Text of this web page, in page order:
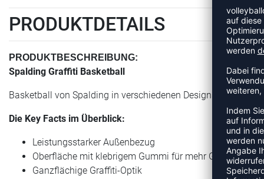
PRODUKTDETAILS
PRODUKTBESCHREIBUNG:
Spalding Graffiti Basketball
Basketball von Spalding in verschiedenen Designs und
Die Key Facts im Überblick:
Leistungsstarker Außenbezug
Oberfläche mit klebrigem Gummi für mehr Grip
Ganzflächige Graffiti-Optik